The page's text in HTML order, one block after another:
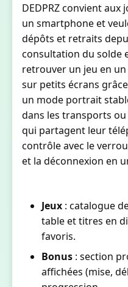
DEDPRZ convient
un smartphone et
dépôts et retraits
consultation du solde
retrouver un jeu en un
sur petits écrans
un mode portrait
dans les transports
qui partagent leur
contrôle avec le
et la déconnexion en
Jeux : catalogue
table et titres en
favoris.
Bonus : section
affichées (mise,